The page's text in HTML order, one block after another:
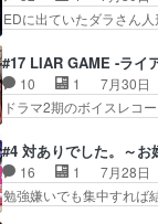
共闘してくれ魔…
い、さわやかだ 世話
のクワガタ取りの話見
れww唐突な作画力の正
瞬で終わっちまったっ
に見えた。4話は過…
EDに出ていたダラさ
惨な過去がきっちり現
さんと姉弟の母との出
んの過去話も佳境…げ
想：２人の過剰な貢ぎ
系列が4話と入れ替わ
のどうやって運ぶんだ
形態にもなれるんか!?w
#17 LIAR GAME -ライ
10 1
7月30日
ドラマ2期のボイスレ
国の奴らも馬鹿が多い
ありがとうございまし
治郎（中の人的に）仲
の回転の速さと人間の
#4 対ありでした。～
16 1
7月28日
勉強嫌いでも集中すれ